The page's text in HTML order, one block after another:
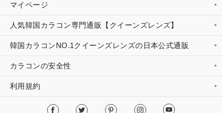
マイページ
人気韓国カラコン専門通販【クイーンズレンズ】
韓国カラコンNO.1クイーンズレンズの日本公式通販
カラコンの安全性
利用規約